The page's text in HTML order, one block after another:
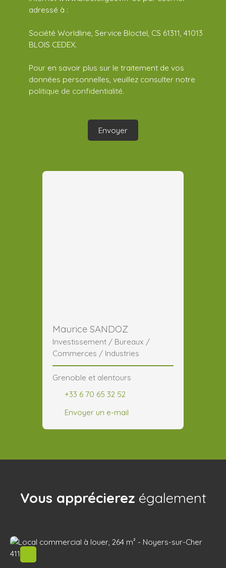
adressé à :
Société Worldline, Service Bloctel, CS 61311, 41013
BLOIS CEDEX.
Pour en savoir plus sur le traitement de vos
données personnelles, veuillez consulter notre
politique de confidentialité.
Envoyer
Maurice SANDOZ
Investissement / Bureaux /
Commerces / Industries
Grenoble et alentours
+33 6 70 65 32 52
Envoyer un e-mail
Vous apprécierez également